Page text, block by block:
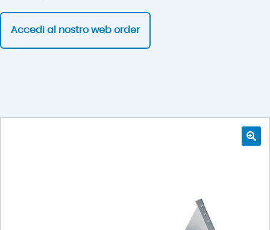
Accedi al nostro web order